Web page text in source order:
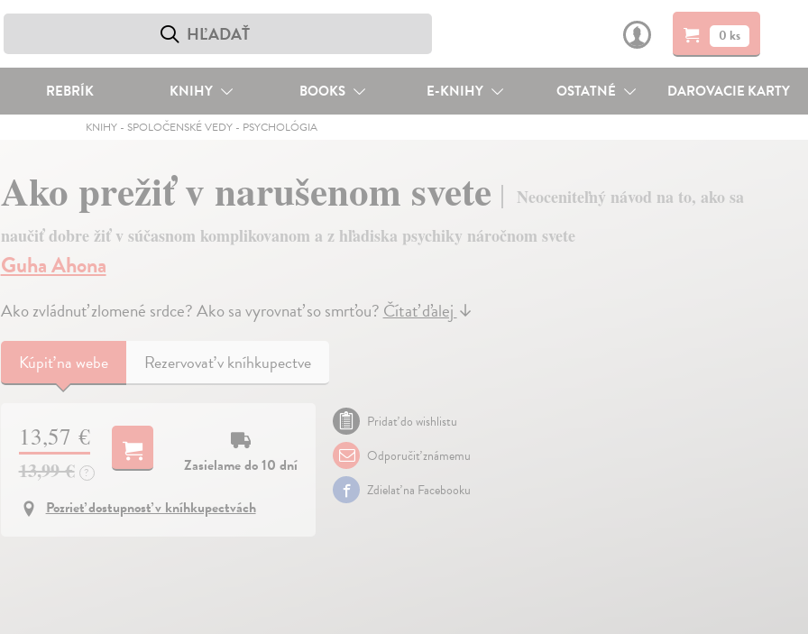
0 ks
REBRÍK KNIHY BOOKS E-KNIHY OSTATNÉ DAROVACIE KARTY
KNIHY - SPOLOČENSKÉ VEDY - PSYCHOLÓGIA
Ako prežiť v narušenom svete
Neoceniteľný návod na to, ako sa
naučiť dobre žiť v súčasnom komplikovanom a z hľadiska psychiky náročnom svete
Guha Ahona
Ako zvládnuť zlomené srdce? Ako sa vyrovnať so smrťou?Čítať ďalej↓
Kúpiťna webe Rezervovať v kníhkupectve
13,57 €
13,99 € ?
Zasielame do 10 dní
Pozrieť dostupnosť v kníhkupectvách
Pridať do wishlistu
Odporučiť známemu
Zdielať na Facebooku